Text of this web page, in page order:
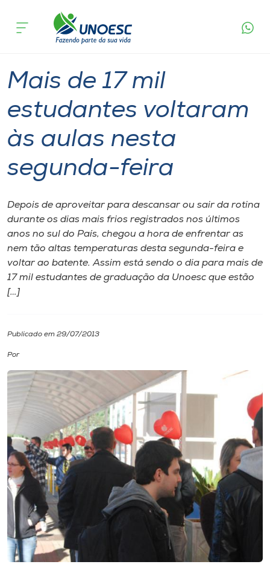
Cursos
Pesquisa
Atendimento ao Estudante
Portal de Ensino
A
Internacionalização
I.nova
Diplomados
Cultura
CPA
Biblioteca
Editora
Rádio
Museu
acontece
Mais de 17 mil
estudantes voltaram
às aulas nesta
segunda-feira
Depois de aproveitar para descansar ou sair da rotina
durante os dias mais frios registrados nos últimos
anos no sul do País, chegou a hora de enfrentar as
nem tão altas temperaturas desta segunda-feira e
voltar ao batente. Assim está sendo o dia para mais de
17 mil estudantes de graduação da Unoesc que estão
[…]
Publicado em 29/07/2013
Por